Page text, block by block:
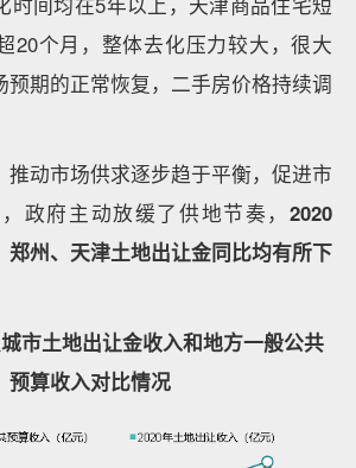
20个月，整体去化压力较大，很大
预期的正常恢复，二手房价格持续调
推动市场供求逐步趋于平衡，促进市
政府主动放缓了供地节奏， 2020
郑州、天津土地出让金同比均有所下
市土地出让金收入和地方一般公共
预算收入对比情况